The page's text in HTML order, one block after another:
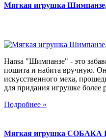
Мягкая игрушка
Hansa "Шимпанзе" - это
пошита и набита вручную.
искусственного меха,
для придания игрушке более
Подробнее »
Мягкая игрушка